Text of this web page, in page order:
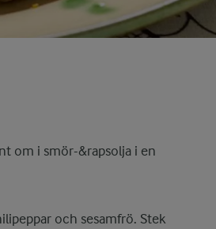
om i smör-&rapsolja i en
och sesamfrö. Stek